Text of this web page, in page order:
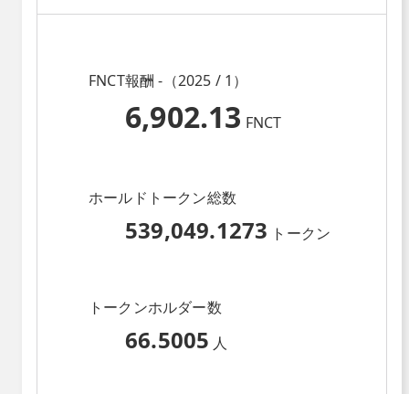
FNCT報酬 -（2025 / 1）
6,902.13 FNCT
ホールドトークン総数
539,049.1273 トークン
トークンホルダー数
66.5005 人